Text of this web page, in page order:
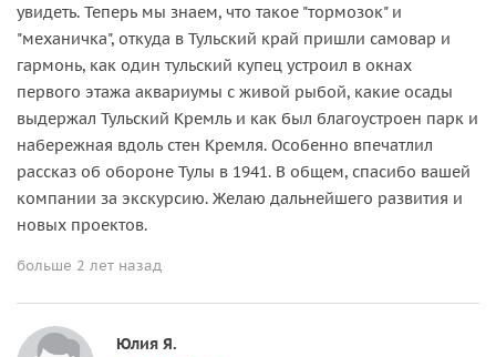
увидеть. Теперь мы знаем, что такое "тормозок" и
"механичка", откуда в Тульский край пришли самовар и
гармонь, как один тульский купец устроил в окнах
первого этажа аквариумы с живой рыбой, какие осады
выдержал Тульский Кремль и как был благоустроен парк и
набережная вдоль стен Кремля. Особенно впечатлил
рассказ об обороне Тулы в 1941. В общем, спасибо вашей
компании за экскурсию. Желаю дальнейшего развития и
новых проектов.
больше 2 лет назад
Юлия Я.